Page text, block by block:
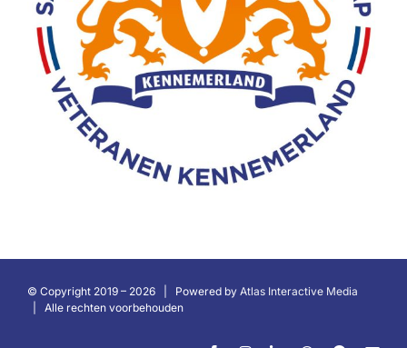
© Copyright 2019 – 2026 | Powered by Atlas Interactive Media
| Alle rechten voorbehouden